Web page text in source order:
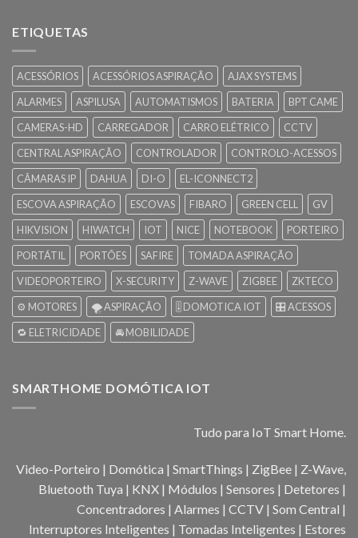
ETIQUETAS
ACESSÓRIOS ACESSÓRIOS ASPIRAÇÃO
AJAX SYSTEMS
ALARMES
ASPILUSA AUTOMATISMOS BATERIA
BPT CAME
CAMERAS-HD
CARREGADOR CARRO ELÉTRICO
CCTV
CENTRAL ASPIRAÇÃO
CONTROLADOR
CONTROLO-ACESSOS
CÂMARAS IP
DAHUA DI-O
EL-ICONNECT2
ESCOVA ASPIRAÇÃO
ESCOVAS FIBARO GREEN CELL
GV
HIKVISION
HIWATCH IOT NICE NOTEBOOK
PORTEIRO
PORTÁTIL
PORTÕES SAFIRE
TOMADA ASPIRAÇÃO
VIDEOPORTEIRO
X-SECURITY Z-WAVE ZIGBEE
ZKTECO
⚙️ MOTORES
🌪️ ASPIRAÇÃO 🎚️ DOMOTICA IOT
🎛️ ACESSOS
🔁 ELETRICIDADE
🚘 MOBILIDADE
SMARTHOME DOMÓTICA IOT
Tudo para IoT Smart Home.
Video-Porteiro | Domótica | SmartThings | ZigBee | Z-Wave,
Bluetooth Tuya | KNX | Módulos | Sensores | Detetores |
Concentradores | Alarmes | CCTV | Som Central |
Interruptores Inteligentes | Tomadas Inteligentes | Estores